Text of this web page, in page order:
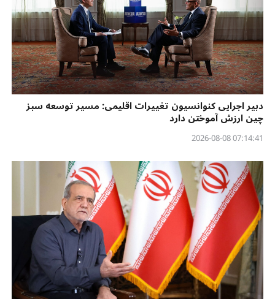
دبیر اجرایی کنوانسیون تغییرات اقلیمی: مسیر توسعه سبز
چین ارزش آموختن دارد
07:14:41 2026-08-08